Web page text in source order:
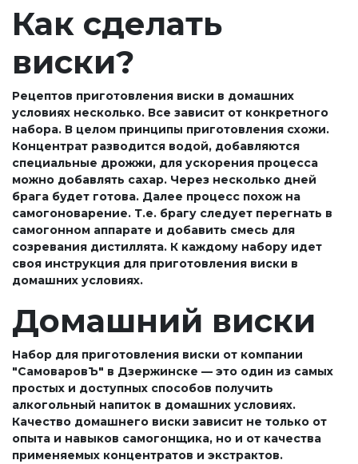
Как сделать
виски?
Рецептов приготовления виски в домашних
условиях несколько. Все зависит от конкретного
набора. В целом принципы приготовления схожи.
Концентрат разводится водой, добавляются
специальные дрожжи, для ускорения процесса
можно добавлять сахар. Через несколько дней
брага будет готова. Далее процесс похож на
самогоноварение. Т.е. брагу следует перегнать в
самогонном аппарате и добавить смесь для
созревания дистиллята. К каждому набору идет
своя инструкция для приготовления виски в
домашних условиях.
Домашний виски
Набор для приготовления виски от компании
"СамоваровЪ" в Дзержинске — это один из самых
простых и доступных способов получить
алкогольный напиток в домашних условиях.
Качество домашнего виски зависит не только от
опыта и навыков самогонщика, но и от качества
применяемых концентратов и экстрактов.